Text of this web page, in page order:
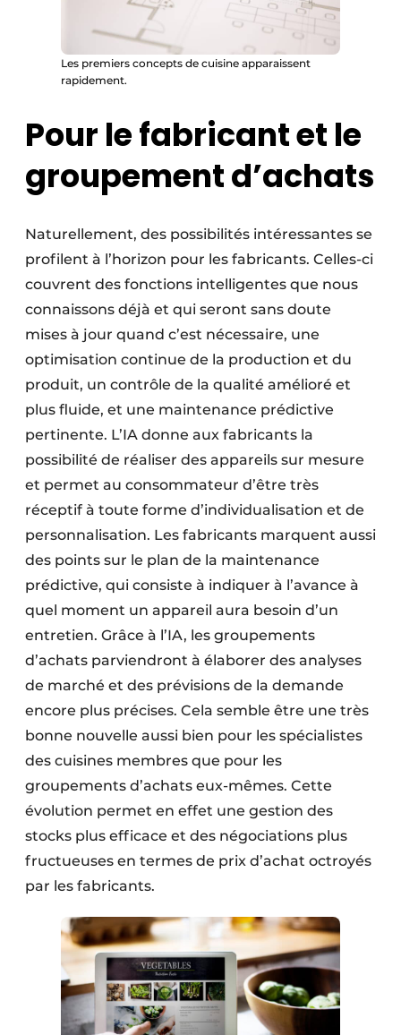
Les premiers concepts de cuisine apparaissent
rapidement.
Pour le fabricant et le
groupement d’achats
Naturellement, des possibilités intéressantes se
profilent à l’horizon pour les fabricants. Celles-ci
couvrent des fonctions intelligentes que nous
connaissons déjà et qui seront sans doute
mises à jour quand c’est nécessaire, une
optimisation continue de la production et du
produit, un contrôle de la qualité amélioré et
plus fluide, et une maintenance prédictive
pertinente. L’IA donne aux fabricants la
possibilité de réaliser des appareils sur mesure
et permet au consommateur d’être très
réceptif à toute forme d’individualisation et de
personnalisation. Les fabricants marquent aussi
des points sur le plan de la maintenance
prédictive, qui consiste à indiquer à l’avance à
quel moment un appareil aura besoin d’un
entretien. Grâce à l’IA, les groupements
d’achats parviendront à élaborer des analyses
de marché et des prévisions de la demande
encore plus précises. Cela semble être une très
bonne nouvelle aussi bien pour les spécialistes
des cuisines membres que pour les
groupements d’achats eux-mêmes. Cette
évolution permet en effet une gestion des
stocks plus efficace et des négociations plus
fructueuses en termes de prix d’achat octroyés
par les fabricants.